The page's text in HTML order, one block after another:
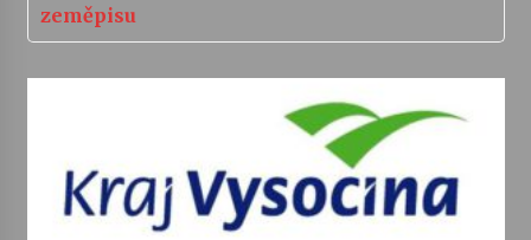
zeměpisu